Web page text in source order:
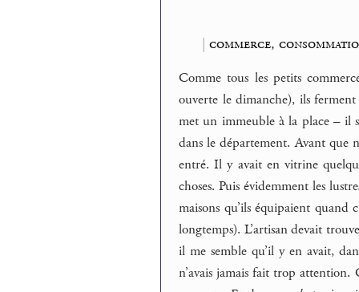
| commerce,
Comme tous les petits
ouverte le dimanche), ils
met un immeuble à la place – il
dans le département. Avant que
entré. Il y avait en vitrine
choses. Puis évidemment les
maisons qu’ils équipaient quand
longtemps). L’artisan devait
il me semble qu’il y en avait,
n’avais jamais fait trop attention.